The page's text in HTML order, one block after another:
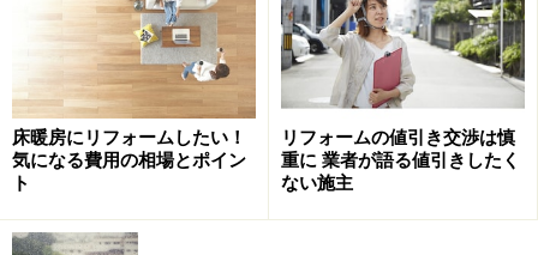
床暖房にリフォームしたい！
気になる費用の相場とポイン
ト
リフォームの値引き交渉は慎
重に 業者が語る値引きしたく
ない施主